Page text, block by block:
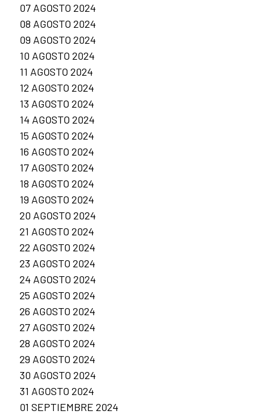
07 AGOSTO 2024
08 AGOSTO 2024
09 AGOSTO 2024
10 AGOSTO 2024
11 AGOSTO 2024
12 AGOSTO 2024
13 AGOSTO 2024
14 AGOSTO 2024
15 AGOSTO 2024
16 AGOSTO 2024
17 AGOSTO 2024
18 AGOSTO 2024
19 AGOSTO 2024
20 AGOSTO 2024
21 AGOSTO 2024
22 AGOSTO 2024
23 AGOSTO 2024
24 AGOSTO 2024
25 AGOSTO 2024
26 AGOSTO 2024
27 AGOSTO 2024
28 AGOSTO 2024
29 AGOSTO 2024
30 AGOSTO 2024
31 AGOSTO 2024
01 SEPTIEMBRE 2024